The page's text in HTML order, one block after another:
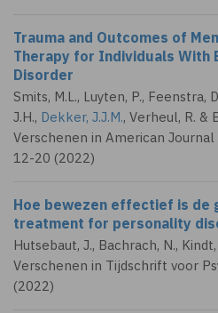
Trauma and Outcomes of
Therapy for Individuals With
Disorder
Smits, M.L., Luyten, P., Feenstra,
J.H., Dekker, J.J.M., Verheul, R. &
Verschenen in American
12-20 (2022)
Hoe bewezen effectief is de
treatment for personality
Hutsebaut, J., Bachrach, N., Kindt,
Verschenen in Tijdschrift voor
(2022)